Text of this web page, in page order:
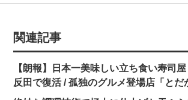
関連記事
【朗報】日本一美味しい立ち食い寿司
反田で復活 / 孤独のグルメ登場店「とだ